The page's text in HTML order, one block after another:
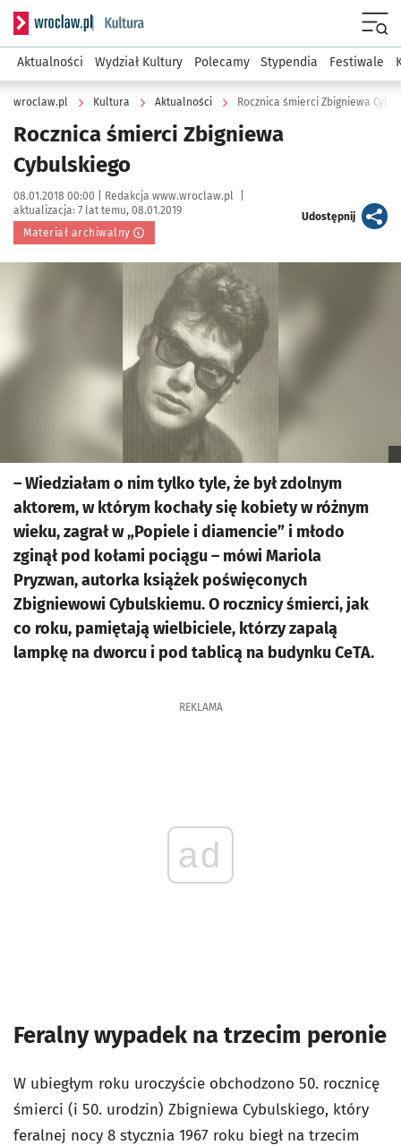
Serwis informacyjny wroclaw.pl podserwis: Kultura
Aktualności Wydział Kultury Polecamy Stypendia Festiwale
wroclaw.pl Kultura Aktualności Rocznica śmierci Zbigniewa
Rocznica śmierci Zbigniewa
Cybulskiego
Data publikacji:
08.01.2018 00:00 | Autor:
Redakcja www.wroclaw.pl
aktualizacja: 7 lat temu, 08.01.2019
Materiał archiwalny
Udostępnijartykuł
– Wiedziałam o nim tylko tyle, że był zdolnym
aktorem, w którym kochały się kobiety w różnym
wieku, zagrał w „Popiele i diamencie” i młodo
zginął pod kołami pociągu – mówi Mariola
Pryzwan, autorka książek poświęconych
Zbigniewowi Cybulskiemu. O rocznicy śmierci, jak
co roku, pamiętają wielbiciele, którzy zapalą
lampkę na dworcu i pod tablicą na budynku CeTA.
REKLAMA
ad
Feralny wypadek na trzecim peronie
W ubiegłym roku uroczyście obchodzono 50. rocznicę
śmierci (i 50. urodzin) Zbigniewa Cybulskiego, który
feralnej nocy 8 stycznia 1967 roku biegł na trzecim